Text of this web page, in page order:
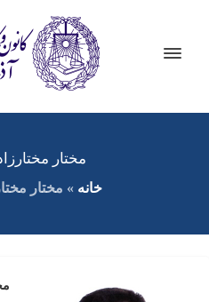
مختار
خانه » مختار